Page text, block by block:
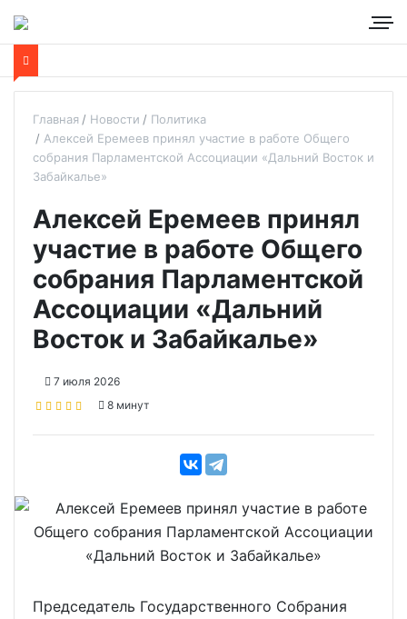
Главная Новости
Политика
Алексей Еремеев принял участие в работе Общего
собрания Парламентской Ассоциации «Дальний Восток и
Забайкалье»
Алексей Еремеев принял
участие в работе Общего
собрания Парламентской
Ассоциации «Дальний
Восток и Забайкалье»
7 июля 2026
8 минут
Председатель Государственного Собрания